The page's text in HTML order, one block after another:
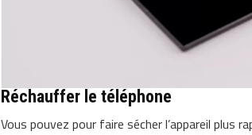
Réchauffer le téléphone
Vous pouvez pour faire sécher l’appareil plus